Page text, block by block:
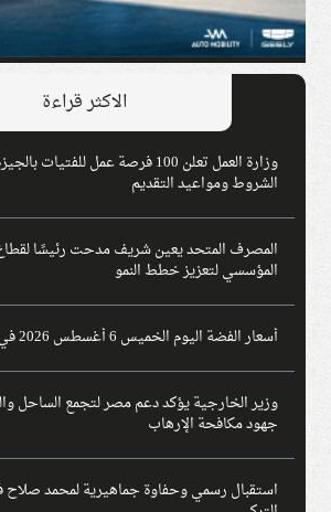
الاكثر قراءة
وزارة العمل تعلن 100 فرصة عمل
الشروط ومواعيد التقديم
المصرف المتحد يعين شريف مدحت رئيسًا
المؤسسي لتعزيز خطط النمو
أسعار الفضة اليوم الخميس 6 أغسطس 2026 في مصر
وزير الخارجية يؤكد دعم مصر لتجمع الساحل
جهود مكافحة الإرهاب
استقبال رسمي وحفاوة جماهيرية لمحمد